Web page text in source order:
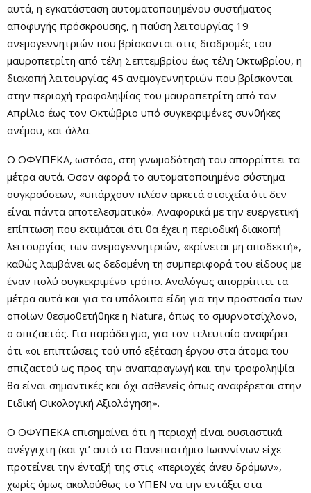
αυτά, η εγκατάσταση αυτοματοποιημένου συστήματος
αποφυγής πρόσκρουσης, η παύση λειτουργίας 19
ανεμογεννητριών που βρίσκονται στις διαδρομές του
μαυροπετρίτη από τέλη Σεπτεμβρίου έως τέλη Οκτωβρίου, η
διακοπή λειτουργίας 45 ανεμογεννητριών που βρίσκονται
στην περιοχή τροφοληψίας του μαυροπετρίτη από τον
Απρίλιο έως τον Οκτώβριο υπό συγκεκριμένες συνθήκες
ανέμου, και άλλα.
Ο ΟΦΥΠΕΚΑ, ωστόσο, στη γνωμοδότησή του απορρίπτει τα
μέτρα αυτά. Οσον αφορά το αυτοματοποιημένο σύστημα
συγκρούσεων, «υπάρχουν πλέον αρκετά στοιχεία ότι δεν
είναι πάντα αποτελεσματικό». Αναφορικά με την ευεργετική
επίπτωση που εκτιμάται ότι θα έχει η περιοδική διακοπή
λειτουργίας των ανεμογεννητριών, «κρίνεται μη αποδεκτή»,
καθώς λαμβάνει ως δεδομένη τη συμπεριφορά του είδους με
έναν πολύ συγκεκριμένο τρόπο. Αναλόγως απορρίπτει τα
μέτρα αυτά και για τα υπόλοιπα είδη για την προστασία των
οποίων θεσμοθετήθηκε η Natura, όπως το σμυρνοτσίχλονο,
ο σπιζαετός. Για παράδειγμα, για τον τελευταίο αναφέρει
ότι «οι επιπτώσεις τού υπό εξέταση έργου στα άτομα του
σπιζαετού ως προς την αναπαραγωγή και την τροφοληψία
θα είναι σημαντικές και όχι ασθενείς όπως αναφέρεται στην
Ειδική Οικολογική Αξιολόγηση».
Ο ΟΦΥΠΕΚΑ επισημαίνει ότι η περιοχή είναι ουσιαστικά
ανέγγιχτη (και γι’ αυτό το Πανεπιστήμιο Ιωαννίνων είχε
προτείνει την ένταξή της στις «περιοχές άνευ δρόμων»,
χωρίς όμως ακολούθως το ΥΠΕΝ να την εντάξει στα